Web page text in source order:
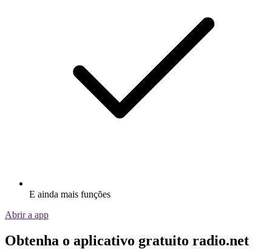
E ainda mais funções
Abrir a app
Obtenha o aplicativo gratuito radio.net